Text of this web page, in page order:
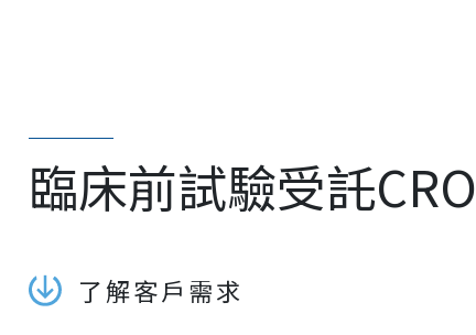
臨床前試驗受託CRO
了解客戶需求